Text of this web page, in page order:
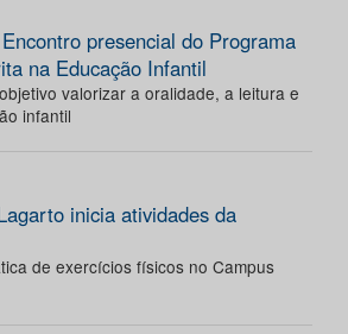
presencial do Programa
na Educação Infantil
valorizar a oralidade, a leitura e
infantil
inicia atividades da
de exercícios físicos no Campus